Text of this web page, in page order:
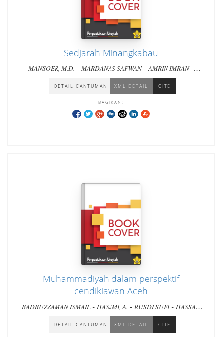
Sedjarah Minangkabau
MANSOER, M.D. - MARDANAS SAFWAN- AMRIN IMRAN-
ASMANIAR Z. IDRIS-SIDI I. BUCHARI
DETAIL CANTUMAN XML DETAIL CITE
BAGIKAN:
Muhammadiyah dalam perspektif
cendikiawan Aceh
BADRUZZAMAN ISMAIL- HASJMI, A. - RUSDI SUFI- HASSAN
BAHREIN T. SUGIHEN-Safir Iskandar
--Baharuddin Yahya -Bachtiar Aly Zulkifli Husin
Safwan Idris
DETAIL CANTUMAN XML DETAIL CITE